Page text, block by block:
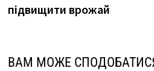
підвищити врожай
ВАМ МОЖЕ